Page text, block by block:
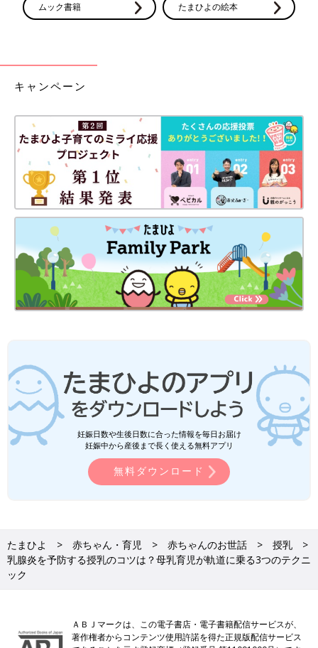
ムック書籍 たまひよの絵本
キャンペーン
妊娠日数や生後日数に合った情報を毎日お届け
妊娠中から産後まで長く使える無料アプリ
無料ダウンロード
たまひよ 赤ちゃん・育児 赤ちゃんのお世話
授乳
乳腺炎を予防する授乳のコツは？母乳育児が軌道に乗る3つのテクニ
ック
ＡＢＪマークは、この電子書店・電子書籍配信サービスが、
著作権者からコンテンツ使用許諾を得た正規版配信サービス